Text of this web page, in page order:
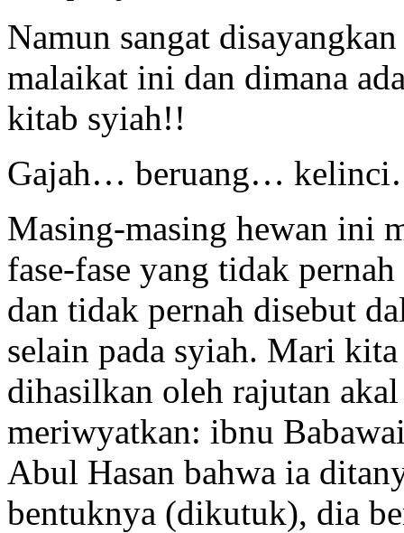
Namun sangat
malaikat ini dan dimana
kitab syiah!!
Gajah… beruang…
Masing-masing hewan ini
fase-fase yang tidak
dan tidak pernah disebut
selain pada syiah. Mari
dihasilkan oleh rajutan
meriwyatkan: ibnu
Abul Hasan bahwa ia
bentuknya (dikutuk), dia